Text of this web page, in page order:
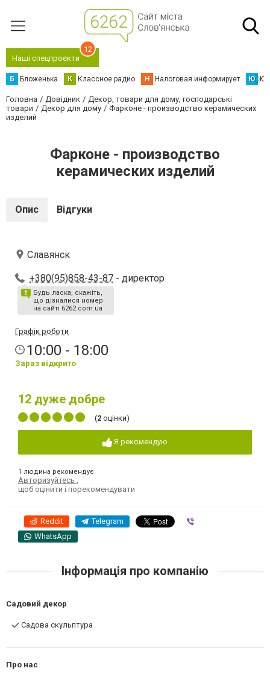
Наші спецпроєкти
12
Б Бложенька К Классное радио Н Налоговая информирует Ю
Головна Довідник
Декор, товари для дому, господарські
товари
Декор для дому
Фарконе - производство керамических
изделий
Фарконе - производство
керамических изделий
Опис Відгуки
Славянск
+380(95)858-43-87 - директор
Будь ласка, скажіть,
що дізналися номер
на сайті 6262.com.ua
Графік роботи
10:00 - 18:00
Зараз відкрито
12 дуже добре
(2 оцінки)
Я рекомендую
1 людина рекомендує
Авторизуйтесь
щоб оцінити і порекомендувати
Reddit Telegram
WhatsApp
Інформація про компанію
Садовий декор
Садова скульптура
Про нас